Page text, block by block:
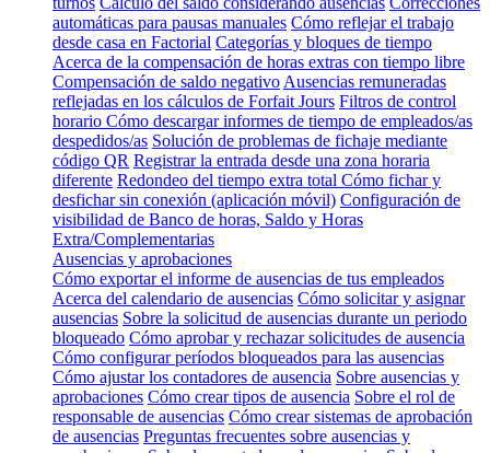
automáticas para pausas manuales Cómo reflejar el trabajo
desde casa en Factorial Categorías y bloques de tiempo
Acerca de la compensación de horas extras con tiempo libre
Compensación de saldo negativo Ausencias remuneradas
reflejadas en los cálculos de Forfait Jours Filtros de control
horario Cómo descargar informes de tiempo de empleados/as
despedidos/as Solución de problemas de fichaje mediante
código QR Registrar la entrada desde una zona horaria
diferente Redondeo del tiempo extra total Cómo fichar y
desfichar sin conexión (aplicación móvil) Configuración de
visibilidad de Banco de horas, Saldo y Horas
Extra/Complementarias
Ausencias y aprobaciones
Cómo exportar el informe de ausencias de tus empleados
Acerca del calendario de ausencias Cómo solicitar y asignar
ausencias Sobre la solicitud de ausencias durante un periodo
bloqueado Cómo aprobar y rechazar solicitudes de ausencia
Cómo configurar períodos bloqueados para las ausencias
Cómo ajustar los contadores de ausencia Sobre ausencias y
aprobaciones Cómo crear tipos de ausencia Sobre el rol de
responsable de ausencias Cómo crear sistemas de aprobación
de ausencias Preguntas frecuentes sobre ausencias y